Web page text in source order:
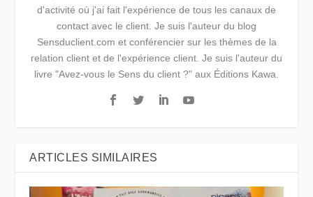
d'activité où j'ai fait l'expérience de tous les canaux de
contact avec le client. Je suis l'auteur du blog
Sensduclient.com et conférencier sur les thèmes de la
relation client et de l'expérience client. Je suis l'auteur du
livre "Avez-vous le Sens du client ?" aux Éditions Kawa.
ARTICLES SIMILAIRES